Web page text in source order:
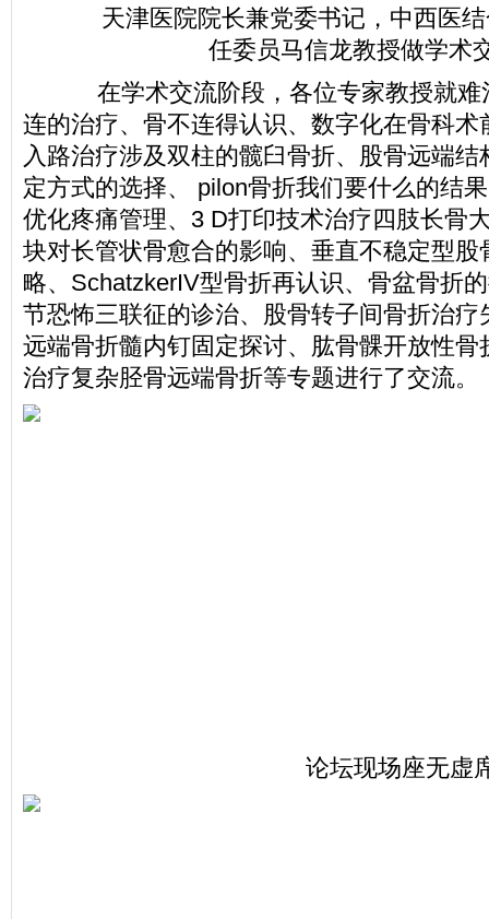
天津医院院长兼党委书记，中西医结
任委员马信龙教授做学术
在学术交流阶段，各位专家教授就难
连的治疗、骨不连得认识、数字化在骨科术
入路治疗涉及双柱的髋臼骨折、股骨远端
定方式的选择、 pilon骨折我们要什么的结
优化疼痛管理、3 D打印技术治疗四肢长骨
块对长管状骨愈合的影响、垂直不稳定型股
略、SchatzkerIV型骨折再认识、骨盆骨折
节恐怖三联征的诊治、股骨转子间骨折治疗
远端骨折髓内钉固定探讨、肱骨髁开放性骨
治疗复杂胫骨远端骨折等专题进行了交流。
论坛现场座无虚